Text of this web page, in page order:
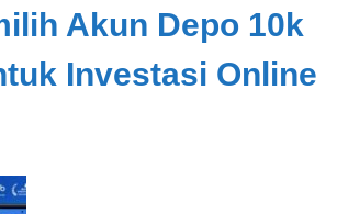
depo
10k
telkomsel
Akun Depo 10k
Investasi Online